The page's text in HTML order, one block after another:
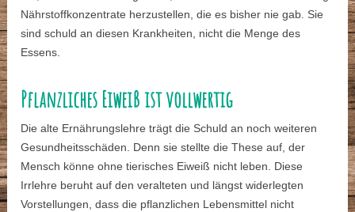
Nährstoffkonzentrate herzustellen, die es bisher nie gab. Sie
sind schuld an diesen Krankheiten, nicht die Menge des
Essens.
Pflanzliches Eiweiß ist vollwertig
Die alte Ernährungslehre trägt die Schuld an noch weiteren
Gesundheitsschäden. Denn sie stellte die These auf, der
Mensch könne ohne tierisches Eiweiß nicht leben. Diese
Irrlehre beruht auf den veralteten und längst widerlegten
Vorstellungen, dass die pflanzlichen Lebensmittel nicht